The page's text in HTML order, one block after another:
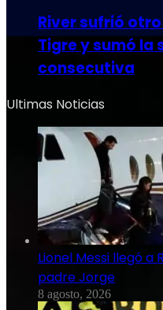
River sufrió
Tigre y sumó
consecutiva
Ultimas Noticias
Lionel Messi llegó a
padre Jorge
8 agosto, 2026